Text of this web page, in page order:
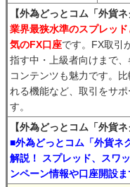
【外為どっとコム「外貨
業界最狭水準のスプレッ
気のFX口座です。FX取引
指す中・上級者向けまで
コンテンツも魅力です。
れる機能など、取引をサ
す。
【外為どっとコム「外貨
■外為どっとコム「外貨ネ
解説！ スプレッド、スワ
ンペーン情報や口座開設